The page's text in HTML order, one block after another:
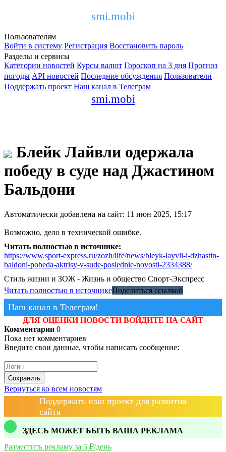
smi.mobi
Пользователям
Войти в систему Регистрация Восстановить пароль
Разделы и сервисы
Категории новостей Курсы валют Гороскоп на 3 дня Прогноз
погоды API новостей Последние обсуждения Пользователи
Поддержать проект Наш канал в Телеграм
smi.mobi
Блейк Лайвли одержала
победу в суде над Джастином
Бальдони
Автоматически добавлена на сайт: 11 июн 2025, 15:17
Возможно, дело в технической ошибке.
Читать полностью в источнике:
https://www.sport-express.ru/zozh/life/news/bleyk-layvli-i-dzhastin-
baldoni-pobeda-aktrisy-v-sude-poslednie-novosti-2334388/
Стиль жизни и ЗОЖ - Жизнь и общество Спорт-Экспресс
Читать полностью в источникеПоделиться ссылкой
Наш канал в Телеграм!
ДЛЯ ОЦЕНКИ НОВОСТИ ВОЙДИТЕ НА САЙТ
Комментарии 0
Пока нет комментариев
Введите свои данные, чтобы написать сообщение:
Сохранить
Вернуться ко всем новостям
Поддержать наш проект для развития
сайта
ЗДЕСЬ МОЖЕТ БЫТЬ ВАША РЕКЛАМА
Разместить рекламу за 5 ₽/день